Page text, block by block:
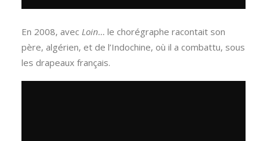
En 2008, avec Loin… le chorégraphe racontait son
père, algérien, et de l’Indochine, où il a combattu, sous
les drapeaux français.